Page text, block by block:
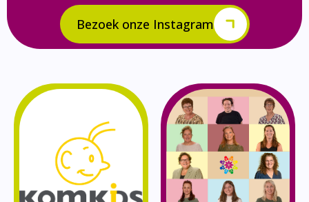
Bezoek onze Instagram